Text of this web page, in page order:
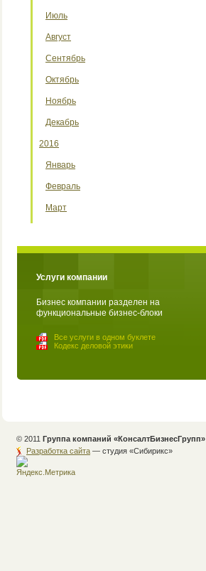
Июль
Август
Сентябрь
Октябрь
Ноябрь
Декабрь
2016
Январь
Февраль
Март
Услуги компании
Бизнес компании разделен на
функциональные бизнес-блоки
Все услуги в одном буклете
Кодекс деловой этики
© 2011 Группа компаний «КонсалтБизнесГрупп»
Разработка сайта — студия «Cибирикс»